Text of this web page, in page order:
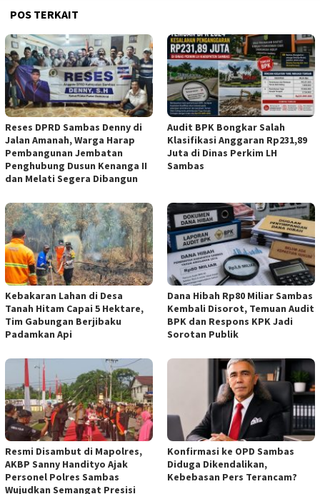
POS TERKAIT
Reses DPRD Sambas Denny di
Jalan Amanah, Warga Harap
Pembangunan Jembatan
Penghubung Dusun Kenanga II
dan Melati Segera Dibangun
Audit BPK Bongkar Salah
Klasifikasi Anggaran Rp231,89
Juta di Dinas Perkim LH
Sambas
Kebakaran Lahan di Desa
Tanah Hitam Capai 5 Hektare,
Tim Gabungan Berjibaku
Padamkan Api
Dana Hibah Rp80 Miliar Sambas
Kembali Disorot, Temuan Audit
BPK dan Respons KPK Jadi
Sorotan Publik
Resmi Disambut di Mapolres,
AKBP Sanny Handityo Ajak
Personel Polres Sambas
Wujudkan Semangat Presisi
Konfirmasi ke OPD Sambas
Diduga Dikendalikan,
Kebebasan Pers Terancam?